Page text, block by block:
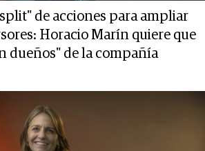
de acciones para ampliar
Horacio Marín quiere que
dueños" de la compañía